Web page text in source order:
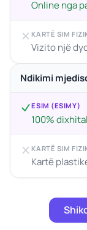
Online nga
KARTË SIM
Vizito një
Ndikimi
ESIM (ESIMY)
100%
KARTË SIM
Kartë